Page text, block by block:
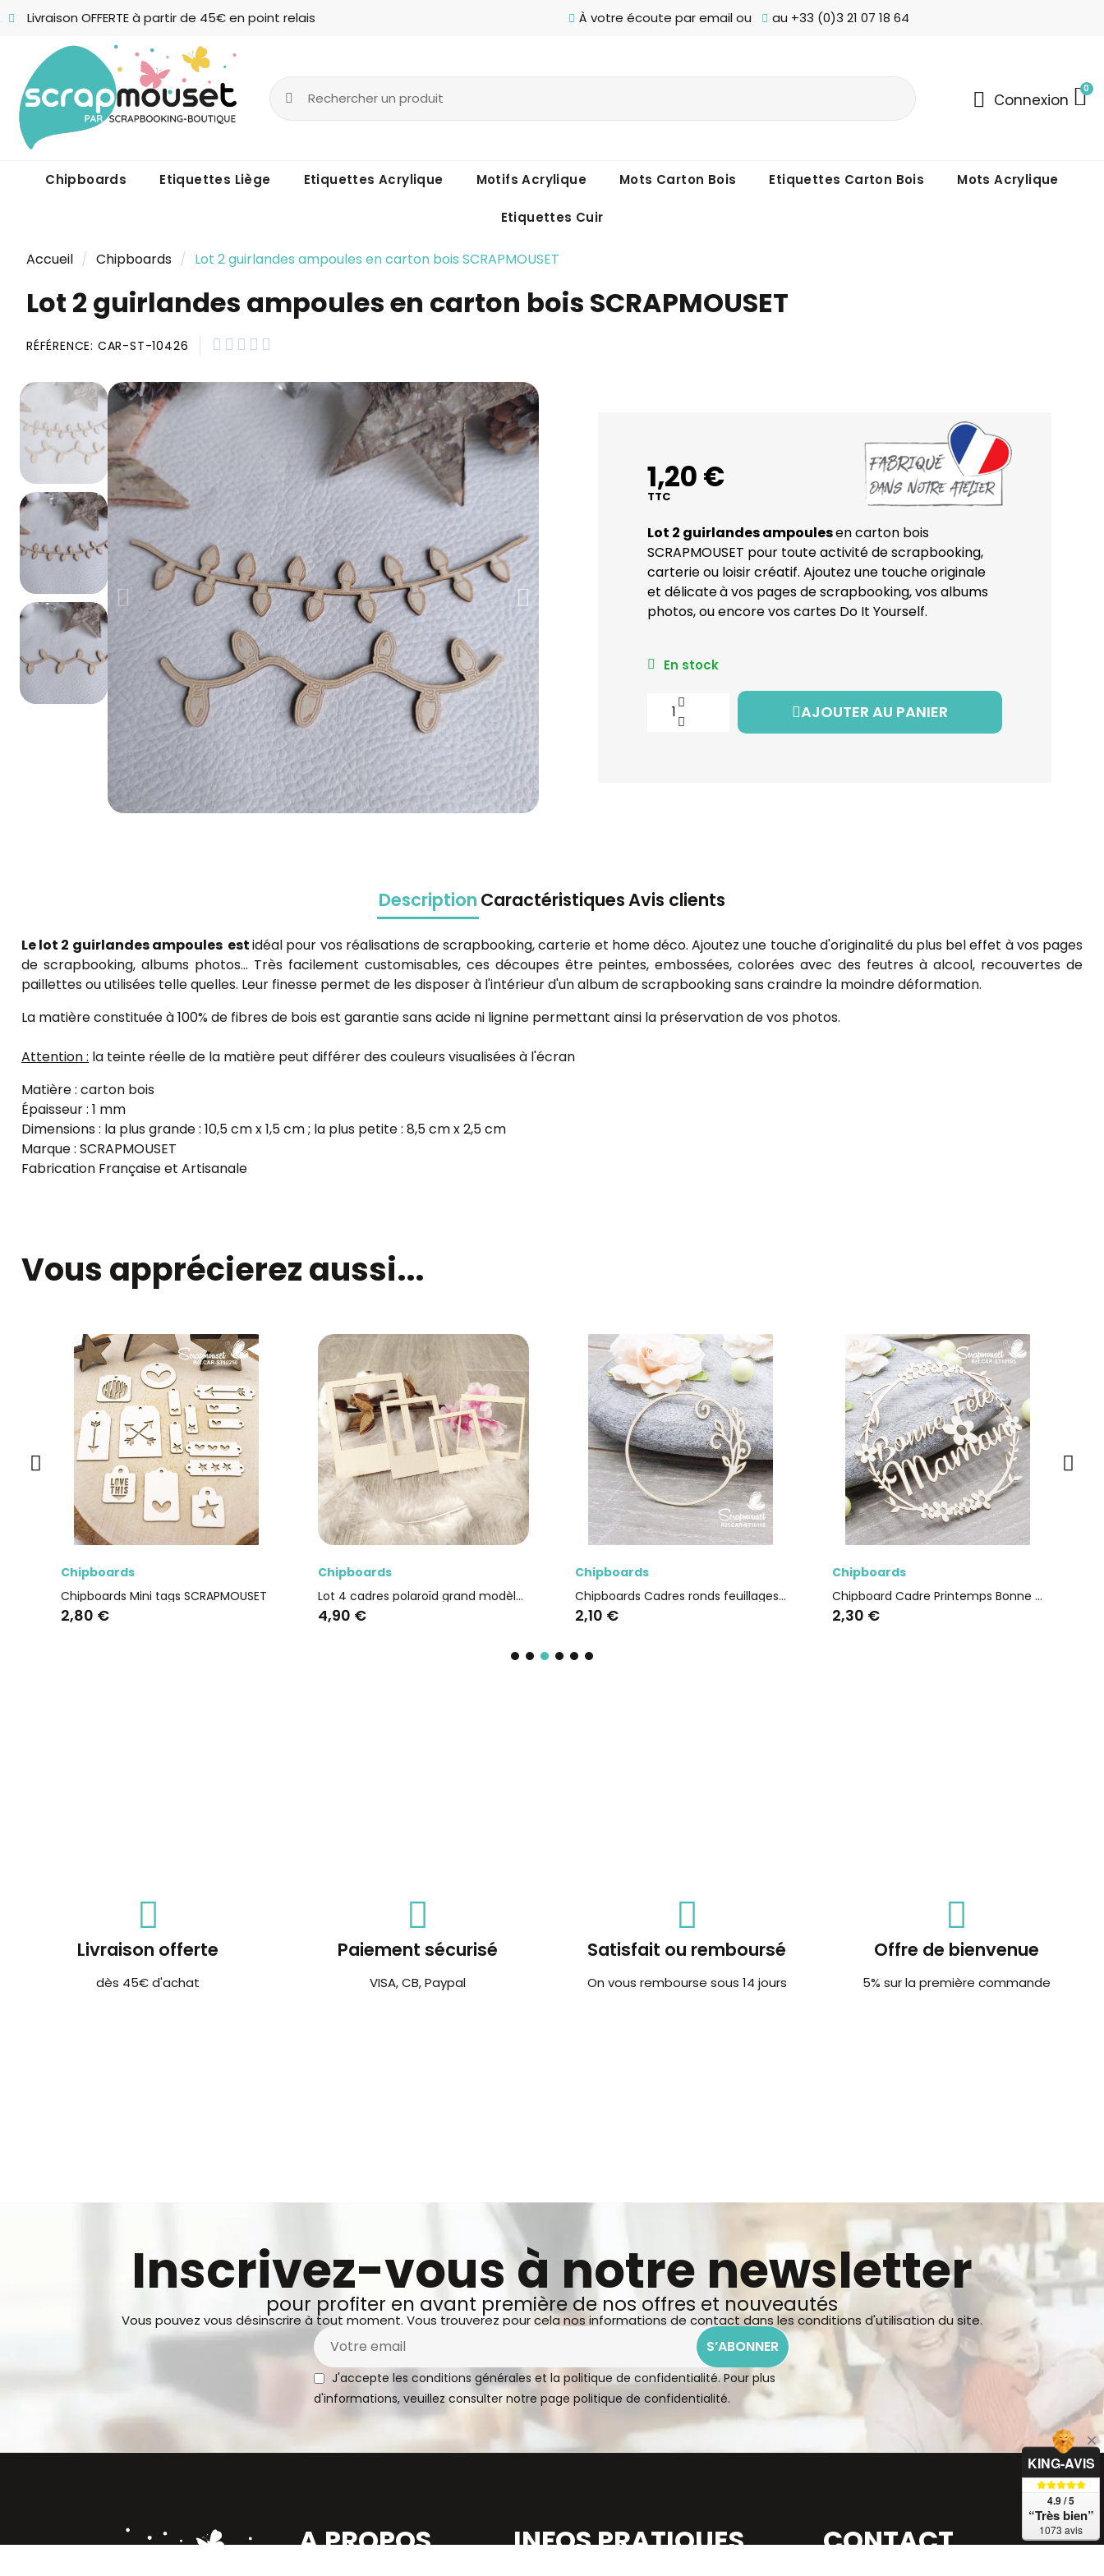
Livraison OFFERTE à partir de 45€ en point relais À votre écoute par email ou au +33 (0)3 21 07 18 64
Connexion
Chipboards Etiquettes Liège Etiquettes Acrylique Motifs Acrylique Mots Carton Bois Etiquettes Carton Bois Mots Acrylique
Etiquettes Cuir
Accueil Chipboards Lot 2 guirlandes ampoules en carton bois SCRAPMOUSET
Lot 2 guirlandes ampoules en carton bois SCRAPMOUSET
RÉFÉRENCE CAR-ST-10426     
1,20 €
TTC
Lot 2 guirlandes ampoulesen carton bois
SCRAPMOUSET pour toute activité de scrapbooking,
carterie ou loisir créatif. Ajoutez une touche originale
et délicateà vos pages de scrapbooking, vos albums
photos, ou encore vos cartes Do It Yourself.
En stock
AJOUTER AU PANIER
Description CaractéristiquesAvis clients
Le lot 2 guirlandes ampoules estidéal pour vos réalisations de scrapbooking, carterie et home déco. Ajoutez une touche d'originalité du plus bel effet à vos pages
de scrapbooking, albums photos... Très facilement customisables, ces découpes être peintes, embossées, colorées avec des feutres à alcool, recouvertes de
paillettes ou utilisées telle quelles. Leur finesse permet de les disposer à l'intérieur d'un album de scrapbooking sans craindre la moindre déformation.
La matière constituée à 100% de fibres de bois est garantie sans acide ni lignine permettant ainsi la préservation de vos photos.
Attention : la teinte réelle de la matière peut différer des couleurs visualisées à l'écran
Matière : carton bois
Épaisseur : 1 mm
Dimensions : la plus grande : 10,5 cm x 1,5 cm ; la plus petite : 8,5 cm x 2,5 cm
Marque : SCRAPMOUSET
Fabrication Française et Artisanale
Vous apprécierez aussi...
Chipboards
4,90 €
Chipboards
2,10 €
Chipboards
2,30 €
Chipboards
2,60 €
Livraison offerte
dès 45€ d'achat
Paiement sécurisé
VISA, CB, Paypal
Satisfait ou remboursé
On vous rembourse sous 14 jours
Offre de bienvenue
5% sur la première commande
Inscrivez-vous à notre newsletter
pour profiter en avant première de nos offres et nouveautés
Vous pouvez vous désinscrire à tout moment. Vous trouverez pour cela nos informations de contact dans les conditions d'utilisation du site.
S’ABONNER
J'accepte les conditions générales et la politique de confidentialité. Pour plus
d'informations, veuillez consulter notre page politique de confidentialité.
A PROPOS INFOS PRATIQUES CONTACT
KING-AVIS
4.9 / 5
“Très bien”
1073 avis